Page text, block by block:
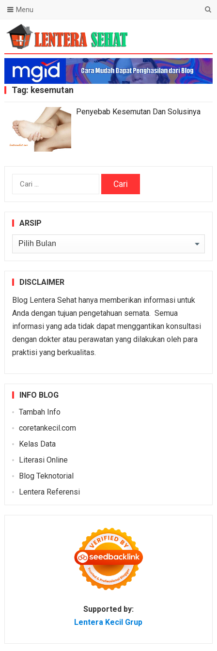
Lentera Sehat
Menu
Tag: kesemutan
Penyebab Kesemutan Dan Solusinya
Cari
ARSIP
Arsip
DISCLAIMER
Blog Lentera Sehat hanya memberikan informasi untuk
Anda dengan tujuan pengetahuan semata. Semua
informasi yang ada tidak dapat menggantikan konsultasi
dengan dokter atau perawatan yang dilakukan oleh para
praktisi yang berkualitas.
INFO BLOG
Tambah Info
coretankecil.com
Kelas Data
Literasi Online
Blog Teknotorial
Lentera Referensi
Supported by:
Lentera Kecil Grup